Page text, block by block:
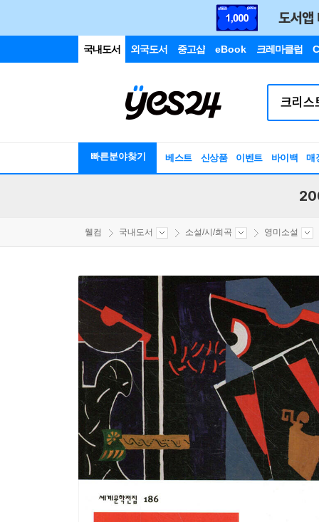
국내도서 외국도서 중고샵 eBook 크레마클럽
빠른분야찾기 베스트 신상품 이벤트 바이백 매
웰컴 국내도서 소설/시/희곡 영미소설